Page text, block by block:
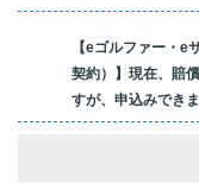
【eゴルファー・
契約）】現在、賠
すが、申込みでき